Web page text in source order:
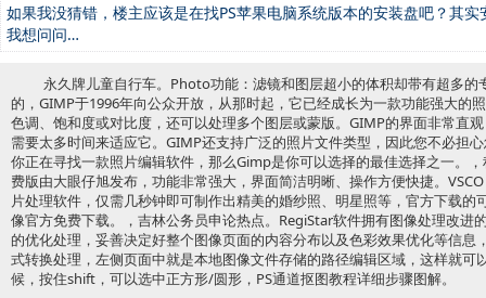
如果我没猜错，楼主应该是在找PS苹果电脑系统版本的安装盘吧？其
我想问问…
永久牌儿童自行车。Photo功能：滤镜和图层超小的体积却带有超多
的，GIMP于1996年向公众开放，从那时起，它已经成长为一款功能强大的
色调、饱和度或对比度，还可以处理多个图层或蒙版。GIMP的界面非常直
需要太多时间来适应它。GIMP还支持广泛的照片文件类型，因此您不必担
你正在寻找一款照片编辑软件，那么Gimp是你可以选择的最佳选择之一。
费版由大眼仔旭发布，功能非常强大，界面简洁明晰、操作方便快捷。
片处理软件，仅需几秒钟即可制作出精美的婚纱照、明星照等，官方下载
像官方免费下载。，吉林公务员申论热点。RegiStar软件拥有图像处理改进
的优化处理，妥善决定好整个图像页面的内容分布以及色彩效果优化等信息
式转换处理，左侧页面中就是本地图像文件存储的路径编辑区域，这样就可
候，按住shift，可以选中正方形/圆形，PS通道抠图教程详细步骤图解。